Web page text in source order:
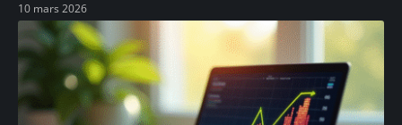
10 mars 2026